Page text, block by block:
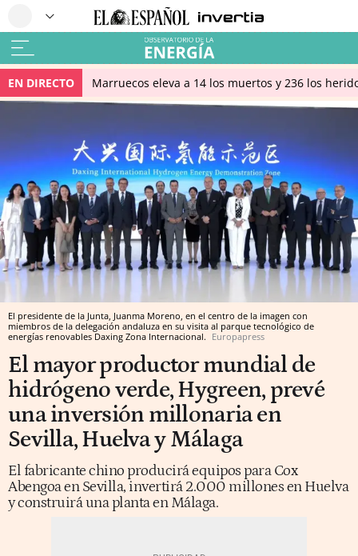
EN DIRECTO Marruecos eleva a 14 los muertos y 236 los
El presidente de la Junta, Juanma Moreno, en el centro de la imagen con
miembros de la delegación andaluza en su visita al parque tecnológico de
energías renovables Daxing Zona Internacional. Europapress
El mayor productor mundial de
hidrógeno verde, Hygreen, prevé
una inversión millonaria en
Sevilla, Huelva y Málaga
El fabricante chino producirá equipos para Cox
Abengoa en Sevilla, invertirá 2.000 millones en Huelva
y construirá una planta en Málaga.